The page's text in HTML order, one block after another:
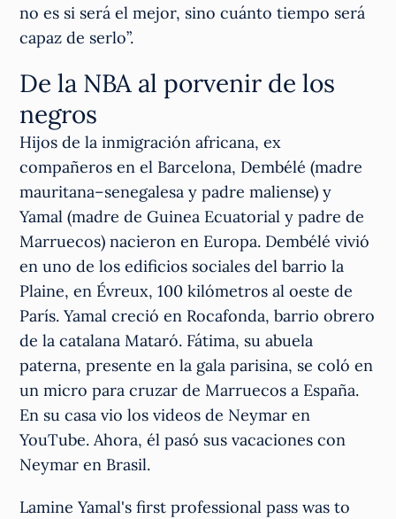
no es si será el mejor, sino cuánto tiempo será
capaz de serlo”.
De la NBA al porvenir de los
negros
Hijos de la inmigración africana, ex
compañeros en el Barcelona, Dembélé (madre
mauritana–senegalesa y padre maliense) y
Yamal (madre de Guinea Ecuatorial y padre de
Marruecos) nacieron en Europa. Dembélé vivió
en uno de los edificios sociales del barrio la
Plaine, en Évreux, 100 kilómetros al oeste de
París. Yamal creció en Rocafonda, barrio obrero
de la catalana Mataró. Fátima, su abuela
paterna, presente en la gala parisina, se coló en
un micro para cruzar de Marruecos a España.
En su casa vio los videos de Neymar en
YouTube. Ahora, él pasó sus vacaciones con
Neymar en Brasil.
Lamine Yamal's first professional pass was to